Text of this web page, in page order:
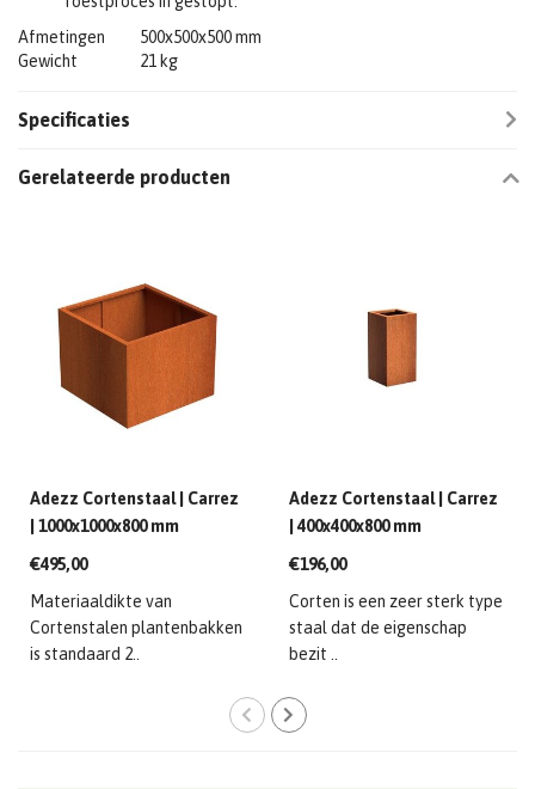
Afmetingen
500x500x500 mm
Gewicht
21 kg
Specificaties
Gerelateerde producten
Adezz Cortenstaal | Carrez
| 1000x1000x800 mm
€495,00
Materiaaldikte van
Cortenstalen plantenbakken
is standaard 2..
Adezz Cortenstaal | Carrez
| 400x400x800 mm
€196,00
Corten is een zeer sterk type
staal dat de eigenschap
bezit ..